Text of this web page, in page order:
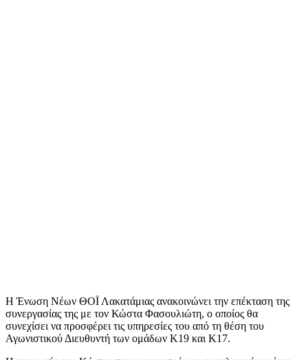
Η Ένωση Νέων ΘΟΪ Λακατάμιας ανακοινώνει την επέκταση της
συνεργασίας της με τον Κώστα Φασουλιώτη, ο οποίος θα
συνεχίσει να προσφέρει τις υπηρεσίες του από τη θέση του
Αγωνιστικού Διευθυντή των ομάδων Κ19 και Κ17.